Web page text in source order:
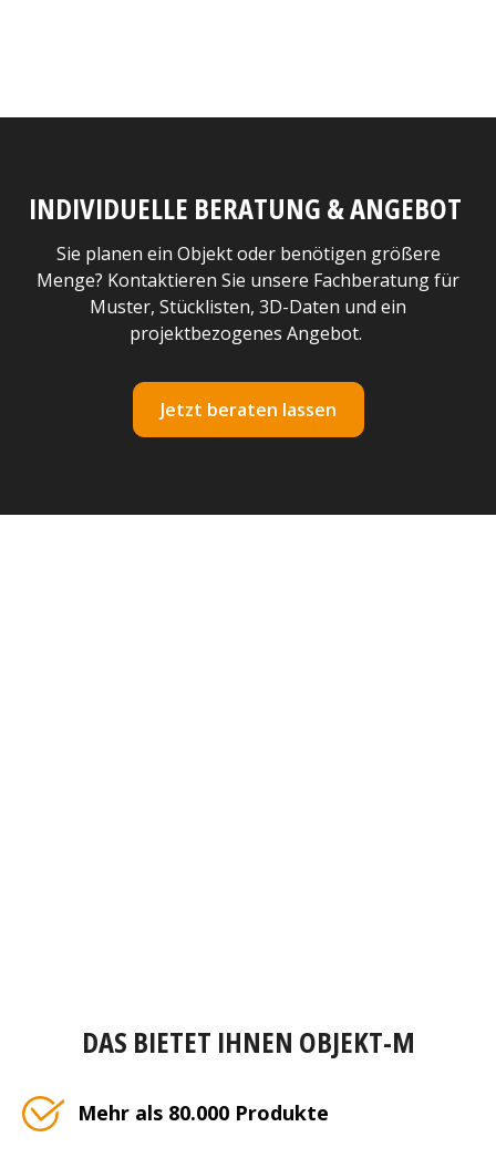
INDIVIDUELLE BERATUNG & ANGEBOT
Sie planen ein Objekt oder benötigen größere
Menge? Kontaktieren Sie unsere Fachberatung für
Muster, Stücklisten, 3D-Daten und ein
projektbezogenes Angebot.
Jetzt beraten lassen
DAS BIETET IHNEN OBJEKT-M
Mehr als 80.000 Produkte